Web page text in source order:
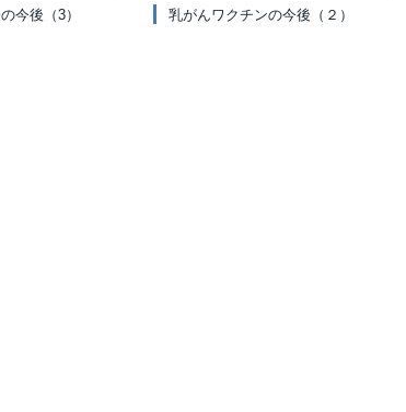
今後（3） 乳がんワクチンの今後（２）